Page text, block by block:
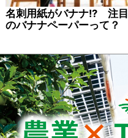
名刺用紙がバナナ!? 注目
のバナナペーパーって？